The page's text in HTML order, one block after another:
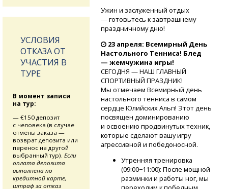
Ужин и заслуженный отдых
— готовьтесь к завтрашнему
праздничному дню!
23 апреля: Всемирный День
Настольного Тенниса! Блед
— жемчужина игры!
СЕГОДНЯ — НАШ ГЛАВНЫЙ
СПОРТИВНЫЙ ПРАЗДНИК!
Мы отмечаем Всемирный день
настольного тенниса в самом
сердце Юлийских Альп! Этот день
посвящен доминированию
и освоению продвинутых техник,
которые сделают вашу игру
агрессивной и победоносной.
Утренняя тренировка
(09:00−11:00): После мощной
разминки и работы ног, мы
УСЛОВИЯ
ОТКАЗА ОТ
УЧАСТИЯ В
ТУРЕ
В момент записи
на тур:
— €150 депозит
с человека (в случае
отмены заказа —
возврат депозита или
перенос на другой
выбранный тур). Если
оплата депозита
выполнена по
кредитной карте,
штраф за отказ